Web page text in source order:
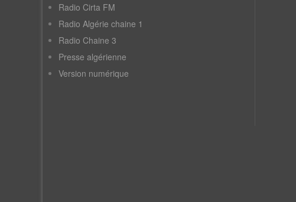
Radio Cirta FM
Radio Algérie chaine 1
Radio Chaine 3
Presse algérienne
Version numérique